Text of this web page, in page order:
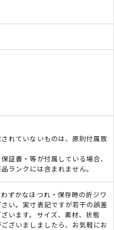
れていないものは、原則付属致
証書・等が付属している場合、
ランクには含まれません。
ずかなほつれ・保存時の折ジワ
い。実寸表記ですが若干の誤差
います。サイズ、素材、状態
ざいましましたら、お気軽にお